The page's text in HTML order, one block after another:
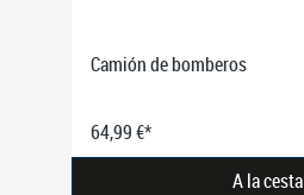
Camión de bomberos
64,99 €*
A la cesta